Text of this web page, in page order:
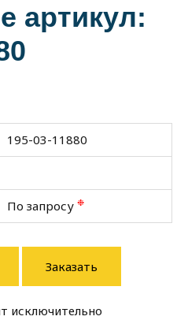
артикул:
195-03-11880
По запросу ❉
Заказать
исключительно